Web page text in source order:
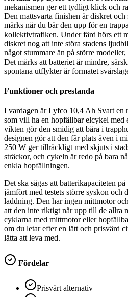
mekanismen ger ett tydligt klick och
Den mattsvarta finishen är diskret
märks när du bär den upp för en
kollektivtrafiken. Under färd hörs ett
diskret nog att inte störa stadens
något stummare än på större
Det märks att batteriet är mindre,
spontana utflykter är formatet
Funktioner och prestanda
I vardagen är Lyfco 10,4 Ah Svart en
som vill ha en hopfällbar elcykel med
vikten gör den smidig att bära i
designen gör att den får plats även i
250 W ger tillräckligt med skjuts i
sträckor, och cykeln är redo på bara
enkla hopfällningen.
Det ska sägas att batterikapaciteten
jämfört med testets större syskon och
laddning. Den har ingen mittmotor
att den inte riktigt når upp till de allra
cyklarna med mittmotor eller
om du letar efter en lätt och prisvärd
lätta att leva med.
Fördelar
Prisvärt alternativ